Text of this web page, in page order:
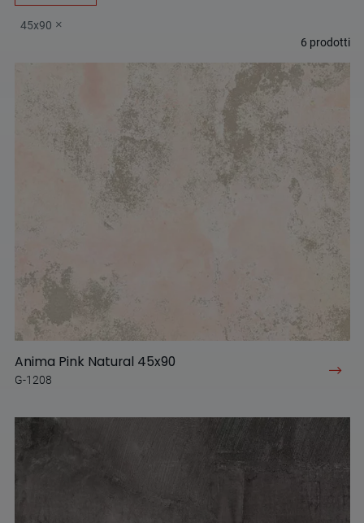
45x90
6 prodotti
Anima Pink Natural 45x90
G-1208